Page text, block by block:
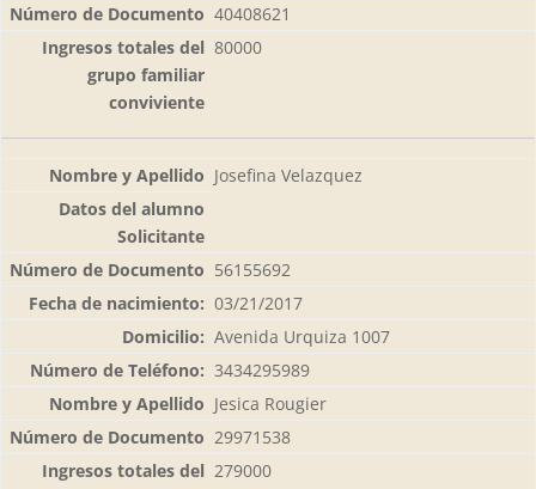
40408621
80000
Josefina Velazquez
56155692
03/21/2017
Avenida Urquiza 1007
3434295989
Jesica Rougier
29971538
279000